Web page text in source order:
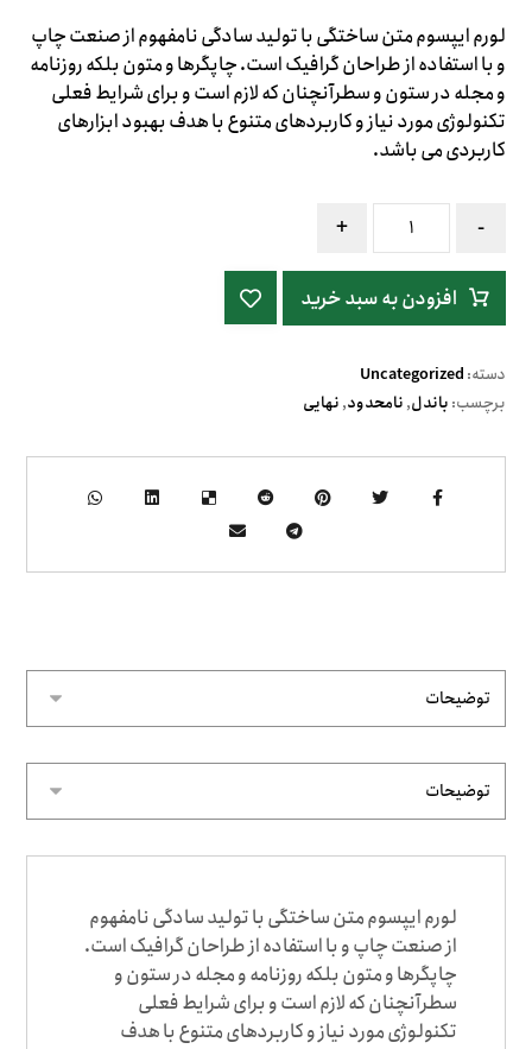
لورم ایپسوم متن ساختگی با تولید سادگی نامفهوم از صنعت چاپ
و با استفاده از طراحان گرافیک است. چاپگرها و متون بلکه روزنامه
و مجله در ستون و سطرآنچنان که لازم است و برای شرایط فعلی
تکنولوژی مورد نیاز و کاربردهای متنوع با هدف بهبود ابزارهای
کاربردی می باشد.
-
+
افزودن به سبد خرید
دسته:Uncategorized
برچسب:باندل,نامحدود,نهایی
لورم ایپسوم متن ساختگی با تولید سادگی نامفهوم
از صنعت چاپ و با استفاده از طراحان گرافیک است.
چاپگرها و متون بلکه روزنامه و مجله در ستون و
سطرآنچنان که لازم است و برای شرایط فعلی
تکنولوژی مورد نیاز و کاربردهای متنوع با هدف